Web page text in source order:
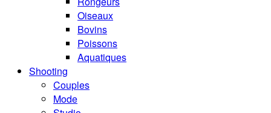
Oiseaux
Bovins
Poissons
Aquatiques
Shooting
Couples
Mode